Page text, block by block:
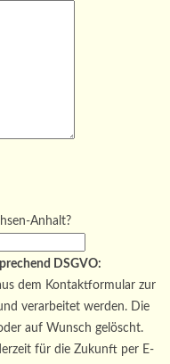
Anhalt?
DSGVO:
dem Kontaktformular zur
verarbeitet werden. Die
auf Wunsch gelöscht.
für die Zukunft per E-